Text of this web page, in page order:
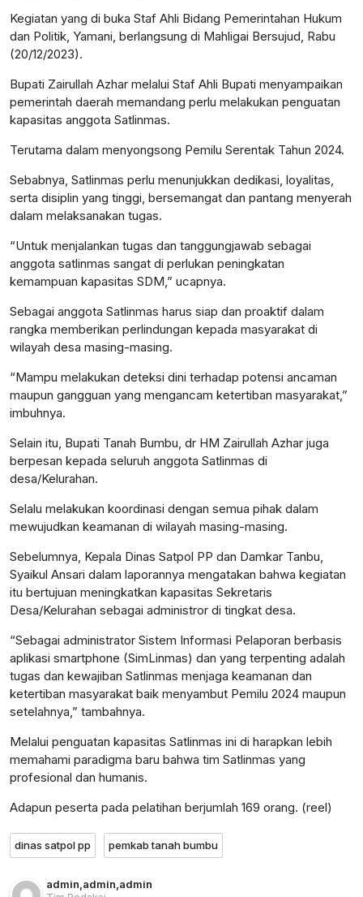
Kegiatan yang di buka Staf Ahli Bidang Pemerintahan Hukum
dan Politik, Yamani, berlangsung di Mahligai Bersujud, Rabu
(20/12/2023).
Bupati Zairullah Azhar melalui Staf Ahli Bupati menyampaikan
pemerintah daerah memandang perlu melakukan penguatan
kapasitas anggota Satlinmas.
Terutama dalam menyongsong Pemilu Serentak Tahun 2024.
Sebabnya, Satlinmas perlu menunjukkan dedikasi, loyalitas,
serta disiplin yang tinggi, bersemangat dan pantang menyerah
dalam melaksanakan tugas.
“Untuk menjalankan tugas dan tanggungjawab sebagai
anggota satlinmas sangat di perlukan peningkatan
kemampuan kapasitas SDM,” ucapnya.
Sebagai anggota Satlinmas harus siap dan proaktif dalam
rangka memberikan perlindungan kepada masyarakat di
wilayah desa masing-masing.
“Mampu melakukan deteksi dini terhadap potensi ancaman
maupun gangguan yang mengancam ketertiban masyarakat,”
imbuhnya.
Selain itu, Bupati Tanah Bumbu, dr HM Zairullah Azhar juga
berpesan kepada seluruh anggota Satlinmas di
desa/Kelurahan.
Selalu melakukan koordinasi dengan semua pihak dalam
mewujudkan keamanan di wilayah masing-masing.
Sebelumnya, Kepala Dinas Satpol PP dan Damkar Tanbu,
Syaikul Ansari dalam laporannya mengatakan bahwa kegiatan
itu bertujuan meningkatkan kapasitas Sekretaris
Desa/Kelurahan sebagai administror di tingkat desa.
“Sebagai administrator Sistem Informasi Pelaporan berbasis
aplikasi smartphone (SimLinmas) dan yang terpenting adalah
tugas dan kewajiban Satlinmas menjaga keamanan dan
ketertiban masyarakat baik menyambut Pemilu 2024 maupun
setelahnya,” tambahnya.
Melalui penguatan kapasitas Satlinmas ini di harapkan lebih
memahami paradigma baru bahwa tim Satlinmas yang
profesional dan humanis.
Adapun peserta pada pelatihan berjumlah 169 orang. (reel)
dinas satpol pp pemkab tanah bumbu
admin admin admin